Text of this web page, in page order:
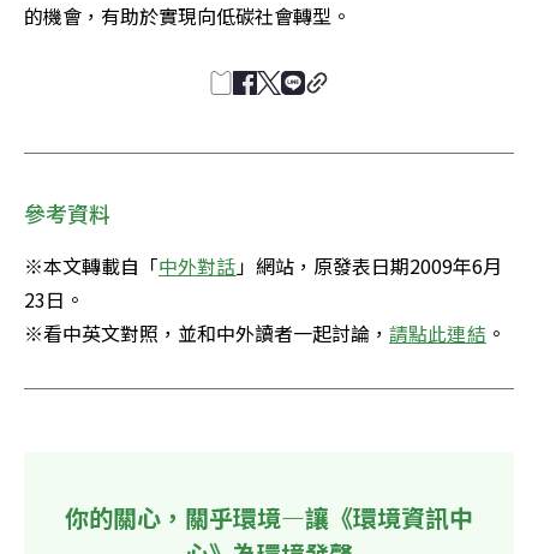
的機會，有助於實現向低碳社會轉型。
參考資料
※本文轉載自「中外對話」網站，原發表日期2009年6月
23日。
※看中英文對照，並和中外讀者一起討論， 請點此連結 。
你的關心，關乎環境—讓《環境資訊中